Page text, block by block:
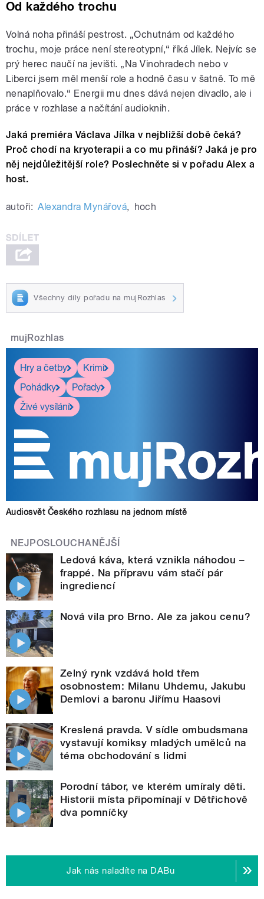
Od každého trochu
Volná noha přináší pestrost. „Ochutnám od každého
trochu, moje práce není stereotypní,“ říká Jílek. Nejvíc se
prý herec naučí na jevišti. „Na Vinohradech nebo v
Liberci jsem měl menší role a hodně času v šatně. To mě
nenaplňovalo.“ Energii mu dnes dává nejen divadlo, ale i
práce v rozhlase a načítání audioknih.
Jaká premiéra Václava Jílka v nejbližší době čeká?
Proč chodí na kryoterapii a co mu přináší? Jaká je pro
něj nejdůležitější role? Poslechněte si v pořadu Alex a
host.
autoři: Alexandra Mynářová, hoch
Všechny díly pořadu na mujRozhlas
mujRozhlas
Hry a četby
Krimi
Pohádky
Pořady
Živé vysílání
Audiosvět Českého rozhlasu na jednom místě
NEJPOSLOUCHANĚJŠÍ
Ledová káva, která vznikla náhodou –
frappé. Na přípravu vám stačí pár
ingrediencí
Nová vila pro Brno. Ale za jakou cenu?
Zelný rynk vzdává hold třem
osobnostem: Milanu Uhdemu, Jakubu
Demlovi a baronu Jiřímu Haasovi
Kreslená pravda. V sídle ombudsmana
vystavují komiksy mladých umělců na
téma obchodování s lidmi
Porodní tábor, ve kterém umíraly děti.
Historii místa připomínají v Dětřichově
dva pomníčky
Jak nás naladíte na DABu